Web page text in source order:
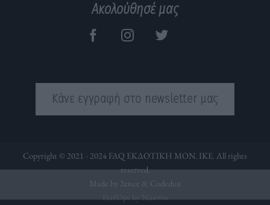
Ακολούθησέ μας
Κάνε εγγραφή στο newsletter μας
Copyright © 2021 - 2024 FAQ ΕΚΔΟΤΙΚΗ ΜΟΝ. ΙΚΕ. All rights
reserved.
Made by 2ence & Codedux